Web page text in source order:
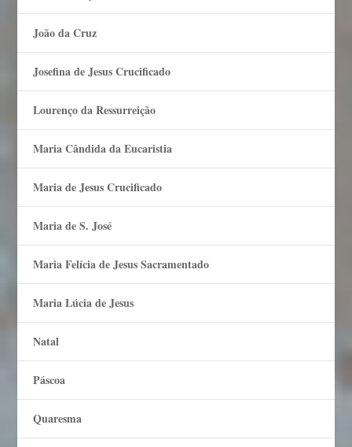
João da Cruz
Josefina de Jesus Crucificado
Lourenço da Ressurreição
Maria Cândida da Eucaristia
Maria de Jesus Crucificado
Maria de S. José
Maria Felí­cia de Jesus Sacramentado
Maria Lúcia de Jesus
Natal
Páscoa
Quaresma